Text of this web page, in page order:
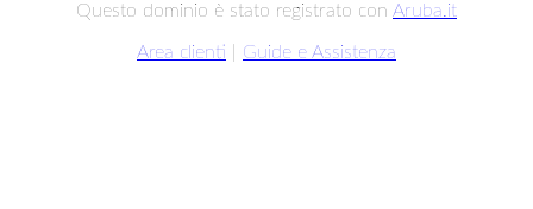
Questo dominio è stato registrato con Aruba.it
Area clienti Guide e Assistenza